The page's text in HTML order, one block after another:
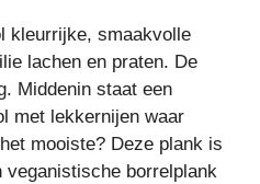
kleurrijke, smaakvolle
lachen en praten. De
Middenin staat een
met lekkernijen waar
mooiste? Deze plank is
veganistische borrelplank